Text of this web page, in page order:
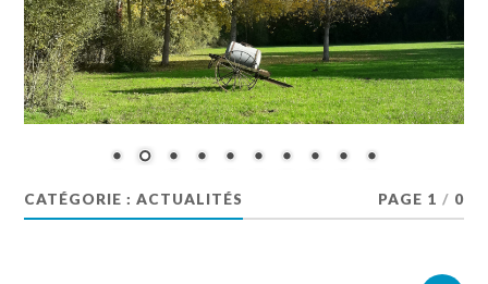
CATÉGORIE :ACTUALITÉS PAGE 1 / 0